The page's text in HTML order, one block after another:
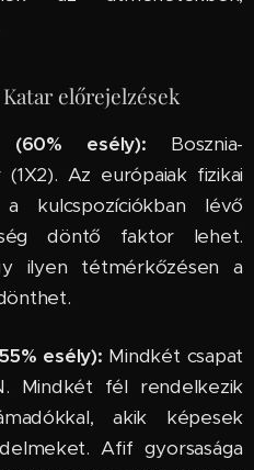
előrejelzések
esély): Bosznia-
Az európaiak fizikai
kulcspozíciókban lévő
döntő faktor lehet.
ilyen tétmérkőzésen a
esély): Mindkét csapat
Mindkét fél rendelkezik
akik képesek
Afif gyorsasága